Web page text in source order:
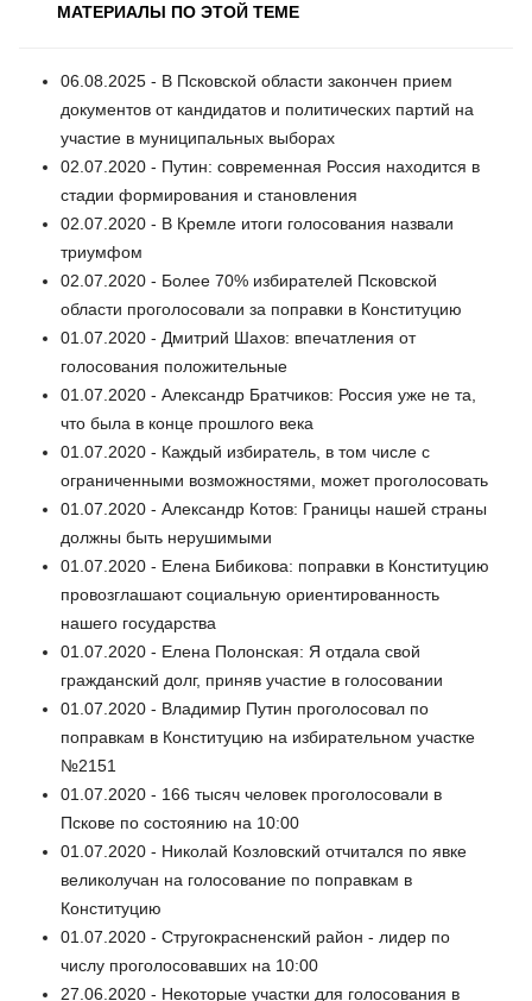
МАТЕРИАЛЫ ПО ЭТОЙ ТЕМЕ
06.08.2025 - В Псковской области закончен прием
документов от кандидатов и политических партий на
участие в муниципальных выборах
02.07.2020 - Путин: современная Россия находится в
стадии формирования и становления
02.07.2020 - В Кремле итоги голосования назвали
триумфом
02.07.2020 - Более 70% избирателей Псковской
области проголосовали за поправки в Конституцию
01.07.2020 - Дмитрий Шахов: впечатления от
голосования положительные
01.07.2020 - Александр Братчиков: Россия уже не та,
что была в конце прошлого века
01.07.2020 - Каждый избиратель, в том числе с
ограниченными возможностями, может проголосовать
01.07.2020 - Александр Котов: Границы нашей страны
должны быть нерушимыми
01.07.2020 - Елена Бибикова: поправки в Конституцию
провозглашают социальную ориентированность
нашего государства
01.07.2020 - Елена Полонская: Я отдала свой
гражданский долг, приняв участие в голосовании
01.07.2020 - Владимир Путин проголосовал по
поправкам в Конституцию на избирательном участке
№2151
01.07.2020 - 166 тысяч человек проголосовали в
Пскове по состоянию на 10:00
01.07.2020 - Николай Козловский отчитался по явке
великолучан на голосование по поправкам в
Конституцию
01.07.2020 - Стругокрасненский район - лидер по
числу проголосовавших на 10:00
27.06.2020 - Некоторые участки для голосования в